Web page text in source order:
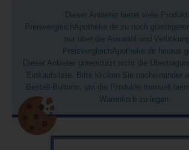
Dieser Anbieter bietet viele
PreisvergleichApotheke.de zu noch
nur über die Auswahl und
PreisvergleichApotheke.de heraus
Dieser Anbieter unterstützt nicht die
Einkaufsliste. Bitte klicken Sie nacheinander
Bestell-Buttons, um die Produkte manuell
Warenkorb zu legen.